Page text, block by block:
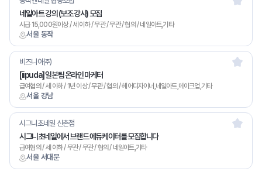
서울 동작
네일아트 강의 (보조 강사) 모집
시급 15,000원이상 / 세 이하 / 무관 / 무관 / 협의 / 네일아트,기타
서울 강남
비즈니아㈜
[iipuda] 일본팀 온라인 마케터
급여협의 / 세 이하 / 1년 이상 / 무관 / 협의 / 헤어디자이너,네일아트,메이크업,기타
서울 서대문
시그니초네일 신촌점
시그니초네일에서 브랜드 에듀케이터를 모집합니다
급여협의 / 세 이하 / 무관 / 무관 / 협의 / 네일아트,기타